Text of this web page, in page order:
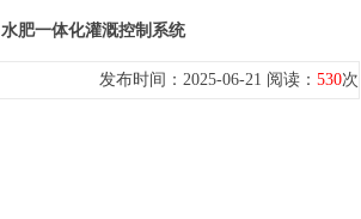
水肥一体化灌溉控制系统
发布时间：2025-06-21 阅读： 530次